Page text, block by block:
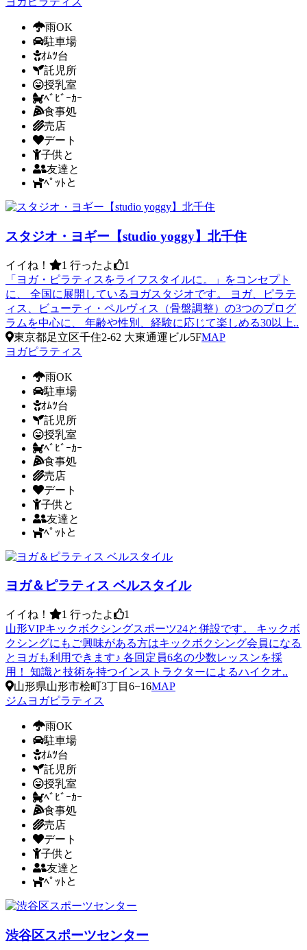
雨OK
駐車場
ｵﾑﾂ台
託児所
授乳室
ﾍﾞﾋﾞｰｶｰ
食事処
売店
デート
子供と
友達と
ﾍﾟｯﾄと
スタジオ・ヨギー【studio yoggy】北千住
イイね！ 1 行ったよ
1
「ヨガ・ピラティスをライフスタイルに。」をコンセプト
に、 全国に展開しているヨガスタジオです。 ヨガ、ピラテ
ィス、ビューティ・ペルヴィス（骨盤調整）の3つのプログ
ラムを中心に、 年齢や性別、経験に応じて楽しめる30以上..
東京都足立区千住2-62 大東通運ビル5FMAP
ヨガピラティス
雨OK
駐車場
ｵﾑﾂ台
託児所
授乳室
ﾍﾞﾋﾞｰｶｰ
食事処
売店
デート
子供と
友達と
ﾍﾟｯﾄと
ヨガ＆ピラティス ベルスタイル
イイね！ 1 行ったよ
1
山形VIPキックボクシングスポーツ24と併設です。 キックボ
クシングにもご興味がある方はキックボクシング会員になる
とヨガも利用できます♪ 各回定員6名の少数レッスンを採
用！ 知識と技術を持つインストラクターによるハイクオ..
山形県山形市桧町3丁目6−16MAP
ジム ヨガピラティス
雨OK
駐車場
ｵﾑﾂ台
託児所
授乳室
ﾍﾞﾋﾞｰｶｰ
食事処
売店
デート
子供と
友達と
ﾍﾟｯﾄと
渋谷区スポーツセンター